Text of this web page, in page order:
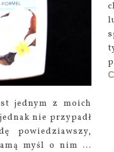
jednym z moich
nie przypadł
powiedziawszy,
myśl o nim ...